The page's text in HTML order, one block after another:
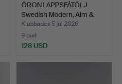
ÖRONLAPPSFÅTÖLJ
Swedish Modern, Alm &
Röd …
Klubbades 5 jul 2026
9 bud
128 USD